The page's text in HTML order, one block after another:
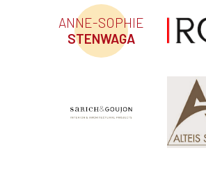
ANNE-SOPHIE
STENWAGA